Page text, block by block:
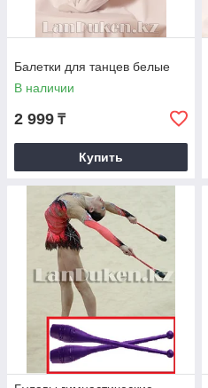
Балетки для танцев белые
В наличии
2 999 ₸
Купить